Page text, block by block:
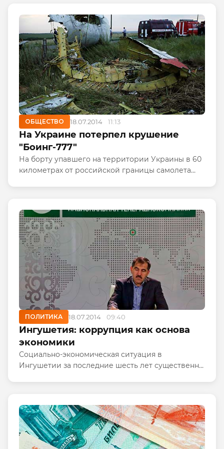
ОБЩЕСТВО 18.07.2014 11:13
На Украине потерпел крушение
"Боинг-777"
На борту упавшего на территории Украины в 60
километрах от российской границы самолета
ПОЛИТИКА 18.07.2014 09:40
Ингушетия: коррупция как основа
экономики
Социально-экономическая ситуация в
Ингушетии за последние шесть лет существенно